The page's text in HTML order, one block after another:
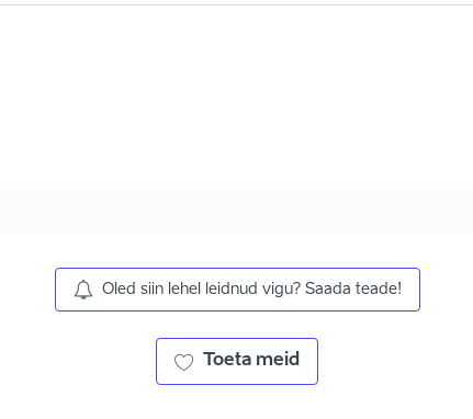
Oled siin lehel leidnud vigu? Saada teade!
Toeta meid